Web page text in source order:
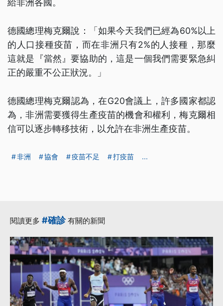
給非洲各國。
德國總理梅克爾說：「如果今天我們已經為60%以上
的人口接種疫苗，而在非洲只有2%的人接種，那麼
這就是『當然』要協助的，這是一個我們需要緊急糾
正的嚴重不公正狀況。」
德國總理梅克爾認為，在G20會議上，許多國家都認
為，非洲需要獲得生產疫苗的機會和權利，梅克爾相
信可以逐步轉移技術，以允許在非洲生產疫苗。
非洲 協會 疫苗不足 打疫苗 ...
閱讀更多 #確診有關的新聞